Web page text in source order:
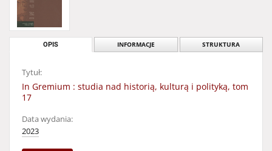
OPIS INFORMACJE STRUKTURA
Tytuł:
In Gremium : studia nad historią, kulturą i polityką, tom
17
Data wydania:
2023